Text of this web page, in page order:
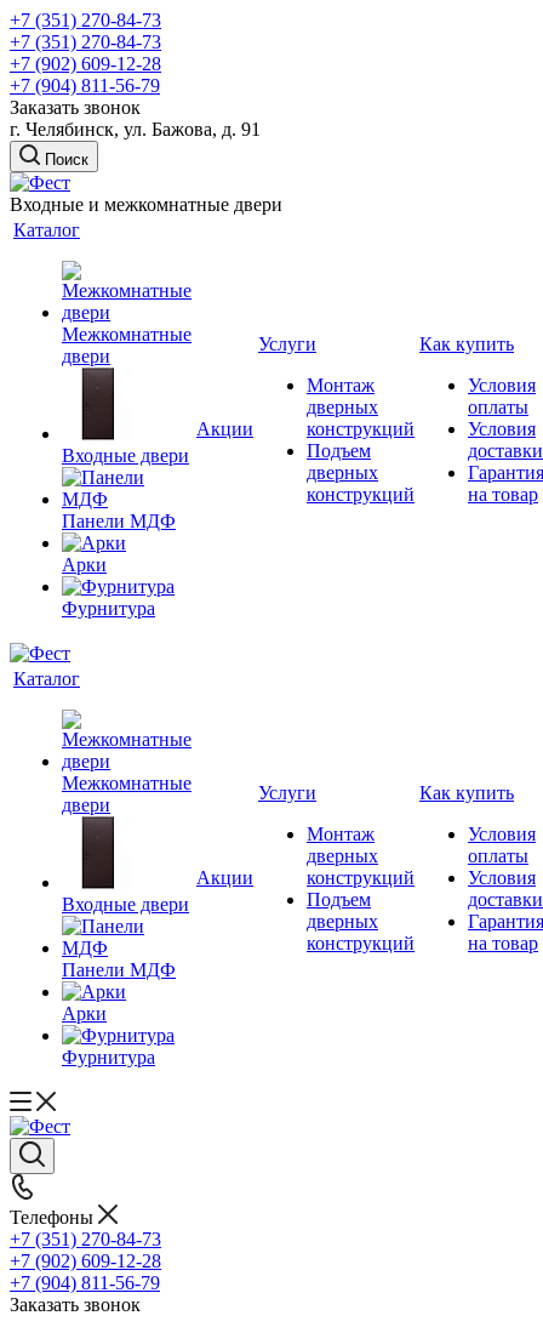
+7 (351) 270-84-73
+7 (351) 270-84-73
+7 (902) 609-12-28
+7 (904) 811-56-79
Заказать звонок
г. Челябинск, ул. Бажова, д. 91
Поиск
Входные и межкомнатные двери
Каталог
Межкомнатные
двери
Входные двери
Панели МДФ
Арки
Фурнитура
Акции
Услуги
Монтаж
дверных
конструкций
Подъем
дверных
конструкций
Как купить
Условия
оплаты
Условия
доставки
Гарантия
на товар
Каталог
Межкомнатные
двери
Входные двери
Панели МДФ
Арки
Фурнитура
Акции
Услуги
Монтаж
дверных
конструкций
Подъем
дверных
конструкций
Как купить
Условия
оплаты
Условия
доставки
Гарантия
на товар
Телефоны
+7 (351) 270-84-73
+7 (902) 609-12-28
+7 (904) 811-56-79
Заказать звонок